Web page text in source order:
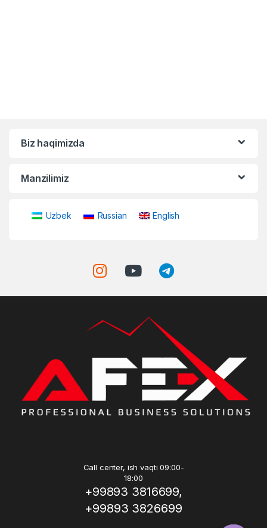
Biz haqimizda
Manzilimiz
Uzbek Russian English
Call center, ish vaqti 09:00-
18:00
+99893 3816699,
+99893 3826699